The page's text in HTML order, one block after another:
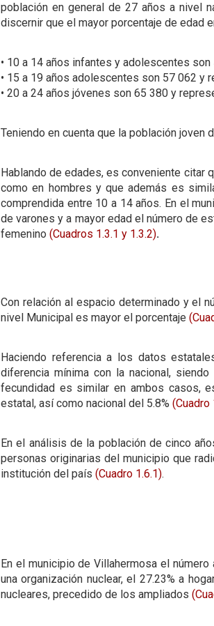
población en general de 27 años a nivel
discernir que el mayor porcentaje de edad
• 10 a 14 años infantes y adolescentes
• 15 a 19 años adolescentes son 57 062 y
• 20 a 24 años jóvenes son 65 380 y
Teniendo en cuenta que la población
Hablando de edades, es conveniente citar
como en hombres y que además es
comprendida entre 10 a 14 años. En el
de varones y a mayor edad el número de
femenino (Cuadros 1.3.1 y 1.3.2).
Con relación al espacio determinado y el
nivel Municipal es mayor el porcentaje
Haciendo referencia a los datos
diferencia mínima con la nacional,
fecundidad es similar en ambos casos,
estatal, así como nacional del 5.8% (Cuadro
En el análisis de la población de cinco
personas originarias del municipio que
institución del país (Cuadro 1.6.1).
En el municipio de Villahermosa el
una organización nuclear, el 27.23% a
nucleares, precedido de los ampliados